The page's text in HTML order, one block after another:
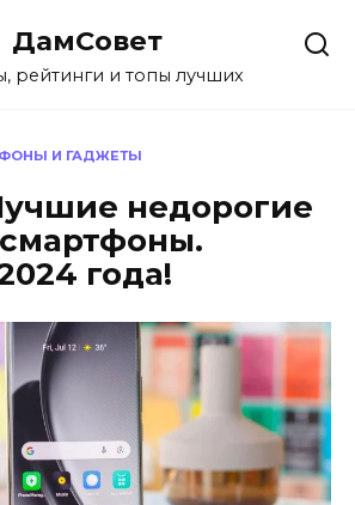
ДамСовет
рейтинги и топы лучших
И ГАДЖЕТЫ
недорогие
года!